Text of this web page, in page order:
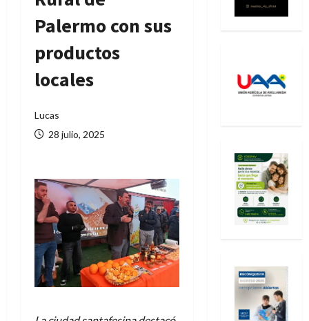
Palermo con sus
productos
locales
Lucas
28 julio, 2025